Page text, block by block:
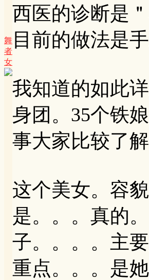
舞
者
女
西医的诊断是
目前的做法是
我知道的如此
身团。35个铁
事大家比较了解
这个美女。容
是。。。真的
子。。。。主
重点。。。是